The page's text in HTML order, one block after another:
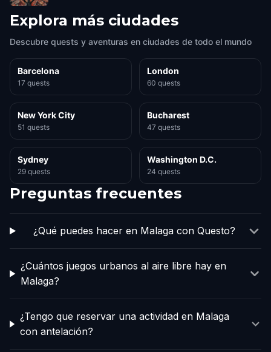
Explora más ciudades
Descubre quests y aventuras en ciudades de todo el mundo
Barcelona
17 quests
London
60 quests
New York City
51 quests
Bucharest
47 quests
Sydney
29 quests
Washington D.C.
24 quests
Preguntas frecuentes
¿Qué puedes hacer en Malaga con Questo?
¿Cuántos juegos urbanos al aire libre hay en
Malaga?
¿Tengo que reservar una actividad en Malaga
con antelación?